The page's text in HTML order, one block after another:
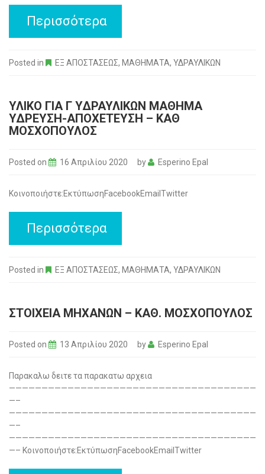
Περισσότερα
Posted in ΕΞ ΑΠΟΣΤΑΣΕΩΣ, ΜΑΘΗΜΑΤΑ, ΥΔΡΑΥΛΙΚΩΝ
ΥΛΙΚΟ ΓΙΑ Γ ΥΔΡΑΥΛΙΚΩΝ ΜΑΘΗΜΑ
ΥΔΡΕΥΣΗ-ΑΠΟΧΕΤΕΥΣΗ – ΚΑΘ
ΜΟΣΧΟΠΟΥΛΟΣ
Posted on 16 Απριλίου 2020 by Esperino Epal
Κοινοποιήστε:ΕκτύπωσηFacebookEmailTwitter
Περισσότερα
Posted in ΕΞ ΑΠΟΣΤΑΣΕΩΣ, ΜΑΘΗΜΑΤΑ, ΥΔΡΑΥΛΙΚΩΝ
ΣΤΟΙΧΕΙΑ ΜΗΧΑΝΩΝ – ΚΑΘ. ΜΟΣΧΟΠΟΥΛΟΣ
Posted on 13 Απριλίου 2020 by Esperino Epal
Παρακαλω δειτε τα παρακατω αρχεια
——————————————————————————————————————
—–
——————————————————————————————————————
—–
——————————————————————————————————————
—– Κοινοποιήστε:ΕκτύπωσηFacebookEmailTwitter